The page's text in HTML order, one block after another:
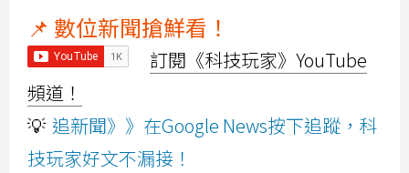
📌 數位新聞搶鮮看！
訂閱《科技玩家》YouTube
頻道！
💡 追新聞》》在Google News按下追蹤，科
技玩家好文不漏接！